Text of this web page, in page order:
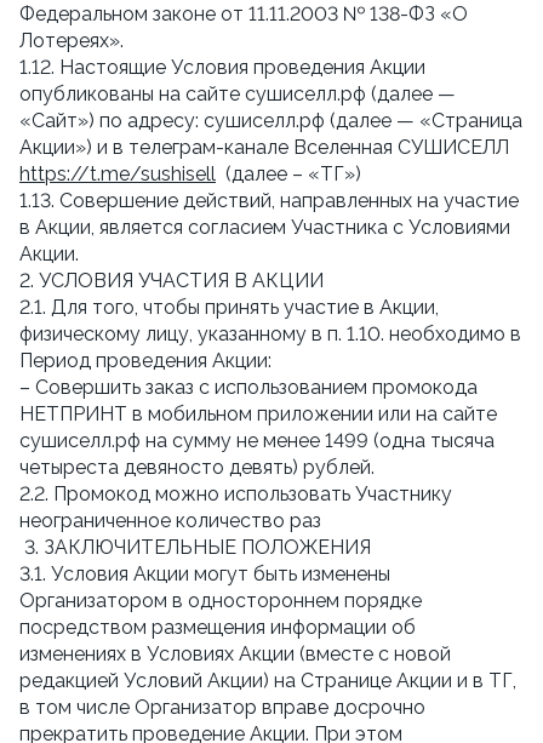
Федеральном законе от 11.11.2003 № 138-ФЗ «О
Лотереях».
1.12. Настоящие Условия проведения Акции
опубликованы на сайте сушиселл.рф (далее —
«Сайт») по адресу: сушиселл.рф (далее — «Страница
Акции») и в телеграм-канале Вселенная СУШИСЕЛЛ
https://t.me/sushisell (далее – «ТГ»)
1.13. Совершение действий, направленных на участие
в Акции, является согласием Участника с Условиями
Акции.
2. УСЛОВИЯ УЧАСТИЯ В АКЦИИ
2.1. Для того, чтобы принять участие в Акции,
физическому лицу, указанному в п. 1.10. необходимо в
Период проведения Акции:
– Совершить заказ с использованием промокода
НЕТПРИНТ в мобильном приложении или на сайте
сушиселл.рф на сумму не менее 1499 (одна тысяча
четыреста девяносто девять) рублей.
2.2. Промокод можно использовать Участнику
неограниченное количество раз
3. ЗАКЛЮЧИТЕЛЬНЫЕ ПОЛОЖЕНИЯ
3.1. Условия Акции могут быть изменены
Организатором в одностороннем порядке
посредством размещения информации об
изменениях в Условиях Акции (вместе с новой
редакцией Условий Акции) на Странице Акции и в ТГ,
в том числе Организатор вправе досрочно
прекратить проведение Акции. При этом